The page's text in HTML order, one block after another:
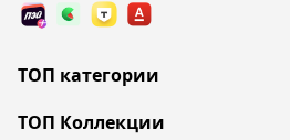
ТОП категории
ТОП Коллекции